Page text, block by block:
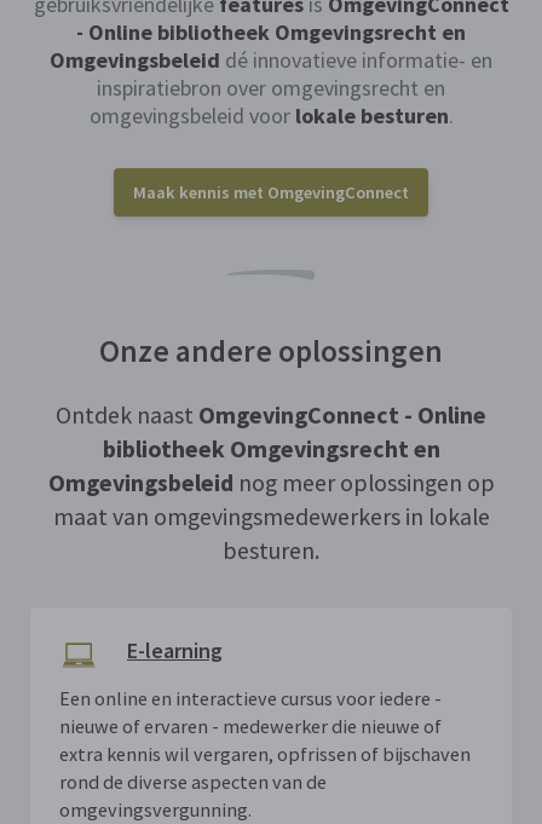
- Online bibliotheek Omgevingsrecht en
Omgevingsbeleid dé innovatieve informatie- en
inspiratiebron over omgevingsrecht en
omgevingsbeleid voor lokale besturen.
Maak kennis met OmgevingConnect
Onze andere oplossingen
Ontdek naast OmgevingConnect - Online
bibliotheek Omgevingsrecht en
Omgevingsbeleid nog meer oplossingen op
maat van omgevingsmedewerkers in lokale
besturen.
E-learning
Een online en interactieve cursus voor iedere -
nieuwe of ervaren - medewerker die nieuwe of
extra kennis wil vergaren, opfrissen of bijschaven
rond de diverse aspecten van de
omgevingsvergunning.